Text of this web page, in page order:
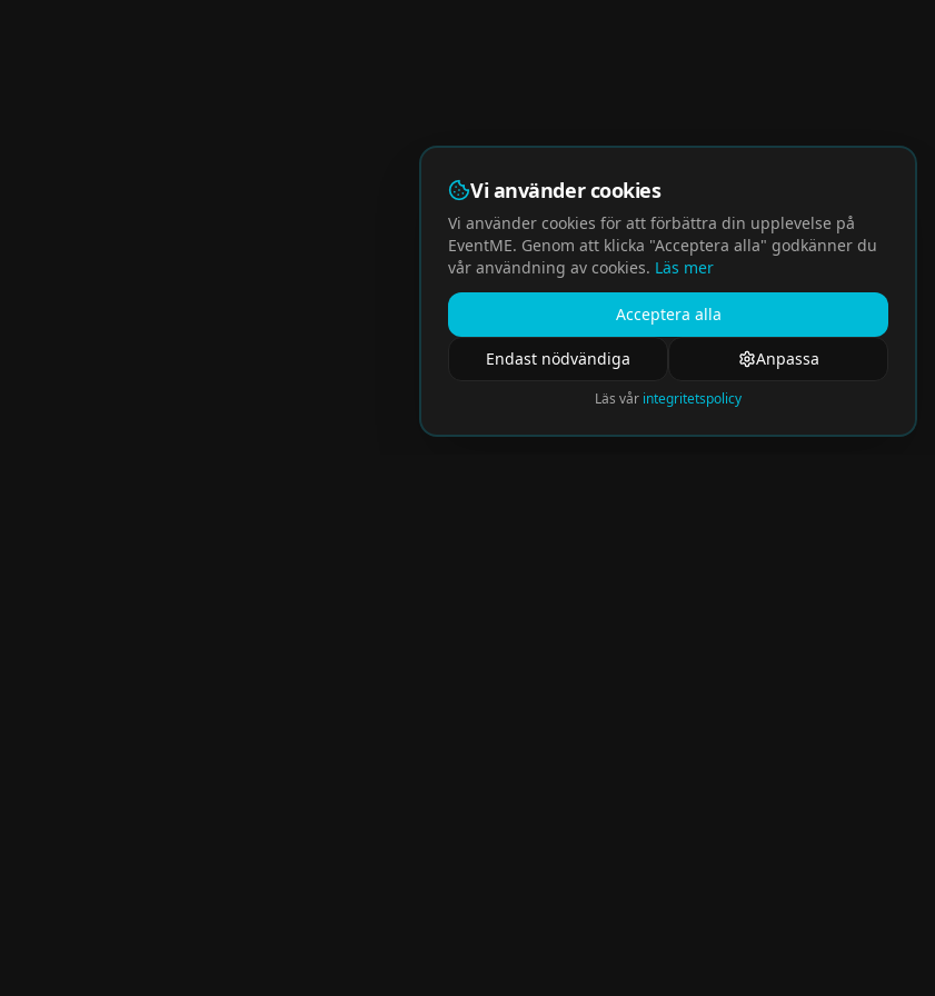
Vi använder cookies
Vi använder cookies för att förbättra din upplevelse på
EventME. Genom att klicka "Acceptera alla" godkänner du
vår användning av cookies. Läs mer
Acceptera alla
Endast nödvändiga Anpassa
Läs vår integritetspolicy